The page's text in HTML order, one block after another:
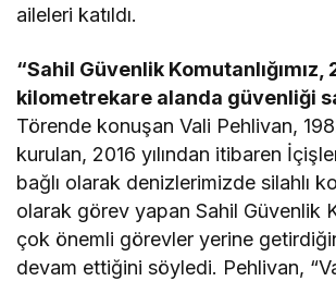
aileleri katıldı.
“Sahil Güvenlik Komutanlığımız,
kilometrekare alanda güvenliği
Törende konuşan Vali Pehlivan,
kurulan, 2016 yılından itibaren
bağlı olarak denizlerimizde silahlı
olarak görev yapan Sahil Güvenlik
çok önemli görevler yerine
devam ettiğini söyledi. Pehlivan,